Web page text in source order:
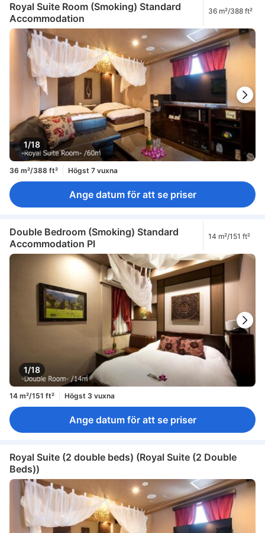
Royal Suite Room (Smoking) Standard
Accommodation
36 m²/388 ft²
1/18
36 m²/388 ft² Högst 7 vuxna
Ange datum för att se priser
Double Bedroom (Smoking) Standard
Accommodation Pl
14 m²/151 ft²
1/18
14 m²/151 ft² Högst 3 vuxna
Ange datum för att se priser
Royal Suite (2 double beds) (Royal Suite (2 Double
Beds))